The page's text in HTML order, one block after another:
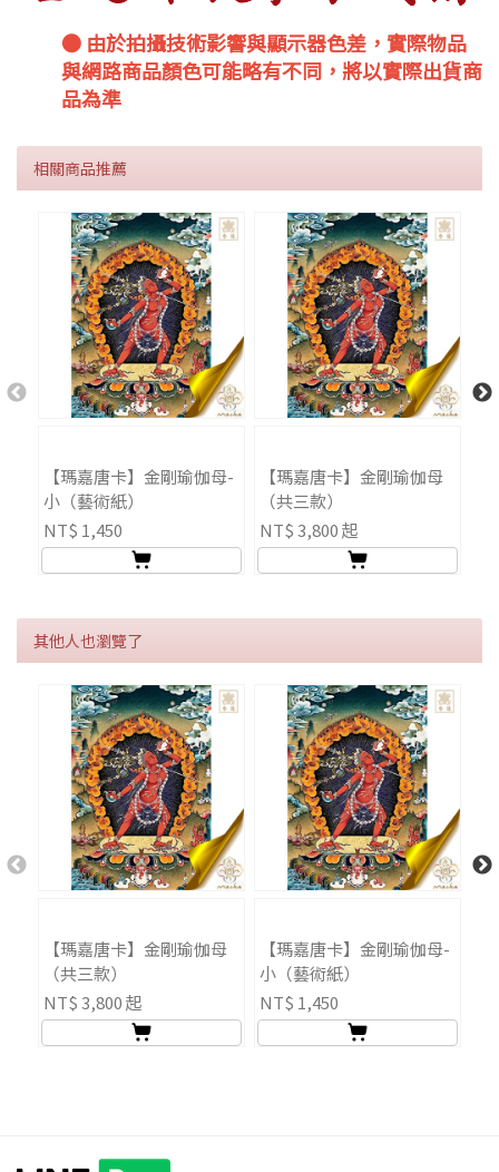
● 由於拍攝技術影響與顯示器色差，實際物品
與網路商品顏色可能略有不同，將以實際出貨商
品為準
相關商品推薦
【瑪嘉唐卡】金剛瑜伽母-
小（藝術紙）
NT$ 1,450
【瑪嘉唐卡】金剛瑜伽母
（共三款）
NT$ 3,800 起
其他人也瀏覽了
【瑪嘉唐卡】金剛瑜伽母
（共三款）
NT$ 3,800 起
【瑪嘉唐卡】金剛瑜伽母-
小（藝術紙）
NT$ 1,450